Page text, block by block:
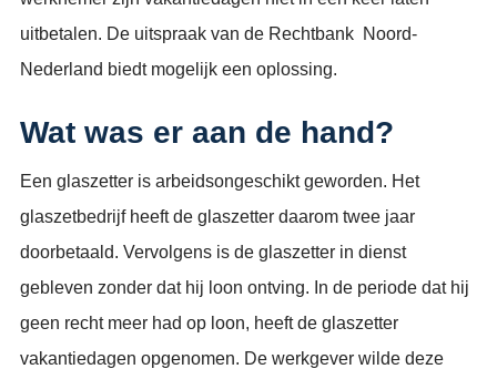
uitbetalen. De uitspraak van de Rechtbank Noord-
Nederland biedt mogelijk een oplossing.
Wat was er aan de hand?
Een glaszetter is arbeidsongeschikt geworden. Het
glaszetbedrijf heeft de glaszetter daarom twee jaar
doorbetaald. Vervolgens is de glaszetter in dienst
gebleven zonder dat hij loon ontving. In de periode dat hij
geen recht meer had op loon, heeft de glaszetter
vakantiedagen opgenomen. De werkgever wilde deze